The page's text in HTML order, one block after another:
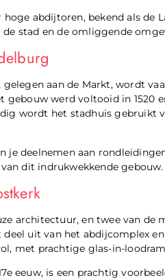
abdijtoren, bekend als de
stad en de omliggende
aan de Markt, wordt
gebouw werd voltooid in 1520
wordt het stadhuis gebruikt
je deelnemen aan
dit indrukwekkende gebouw.
architectuur, en twee van de
uit van het abdijcomplex
met prachtige glas-in-
eeuw, is een prachtig